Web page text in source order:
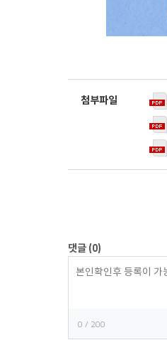
첨부파일
댓글(0)
등
록
0 / 200